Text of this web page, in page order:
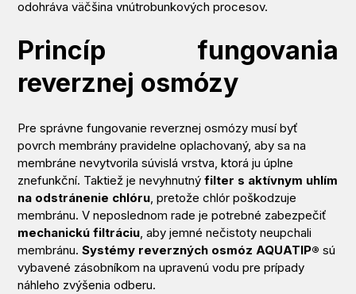
odohráva väčšina vnútrobunkových procesov.
Princíp fungovania
reverznej osmózy
Pre správne fungovanie reverznej osmózy musí byť
povrch membrány pravidelne oplachovaný, aby sa na
membráne nevytvorila súvislá vrstva, ktorá ju úplne
znefunkční. Taktiež je nevyhnutnýfilter s aktívnym uhlím
na odstránenie chlóru, pretože chlór poškodzuje
membránu. V neposlednom rade je potrebné zabezpečiť
mechanickú filtráciu, aby jemné nečistoty neupchali
membránu.Systémy reverzných osmóz AQUATIP® sú
vybavené zásobníkom na upravenú vodu pre prípady
náhleho zvýšenia odberu.